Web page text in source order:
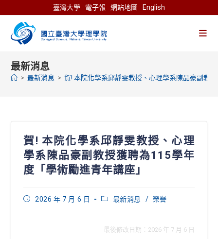
to
content
臺灣大學 電子報 網站地圖 English
最新消息
> 最新消息 > 賀! 本院化學系邱靜雯教授、心理學系陳品豪副教
賀! 本院化學系邱靜雯教授、心理
學系陳品豪副教授獲聘為115學年
度「學術勵進青年講座」
Post2026 年 7 月 6 日
Post最新消息 / 榮譽
最後修改日期：2026 年 7 月 6 日